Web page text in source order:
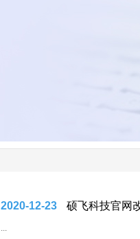
2020-12-23 硕飞科技官网
...